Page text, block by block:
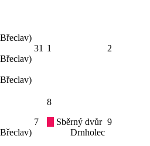
31 1 2
7
8
Sběrný dvůr
Drnholec
9